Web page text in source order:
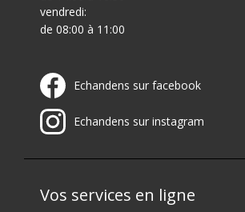
vendredi:
de 08:00 à 11:00
Echandens sur facebook
Echandens sur instagram
Vos services en ligne